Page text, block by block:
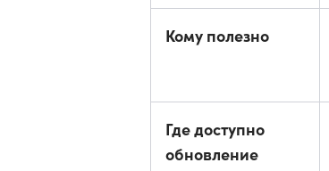
Кому полезно
Где доступно
обновление